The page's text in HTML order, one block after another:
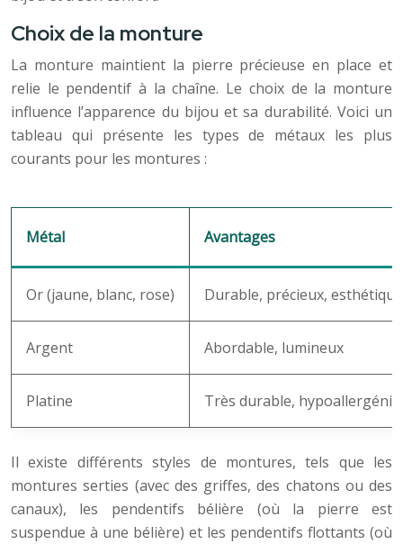
Choix de la monture
La monture maintient la pierre précieuse en place et
relie le pendentif à la chaîne. Le choix de la monture
influence l’apparence du bijou et sa durabilité. Voici un
tableau qui présente les types de métaux les plus
courants pour les montures :
Métal Avantages
Or (jaune, blanc, rose) Durable, précieux, esthétique
Argent Abordable, lumineux
Platine Très durable,
Il existe différents styles de montures, tels que les
montures serties (avec des griffes, des chatons ou des
canaux), les pendentifs bélière (où la pierre est
suspendue à une bélière) et les pendentifs flottants (où